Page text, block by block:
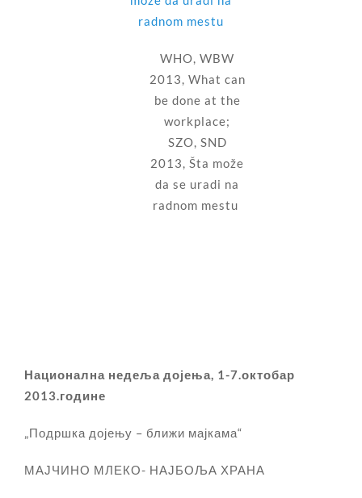
WHO, WBW
2013, What can
be done at the
workplace;
SZO, SND
2013, Šta može
da se uradi na
radnom mestu
Национална недеља дојења, 1-7.октобар
2013.године
„Подршка дојењу – ближи мајкама“
МАЈЧИНО МЛЕКО- НАЈБОЉА ХРАНА